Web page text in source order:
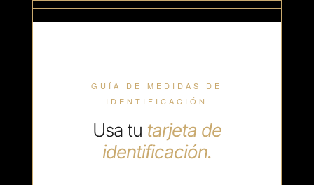
GUÍA DE MEDIDAS DE
IDENTIFICACIÓN
Usa tu tarjeta de
identificación.